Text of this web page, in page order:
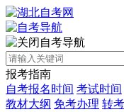
自考导航
报考指南
自考报名时间 考试时间
教材大纲 免考办理 转